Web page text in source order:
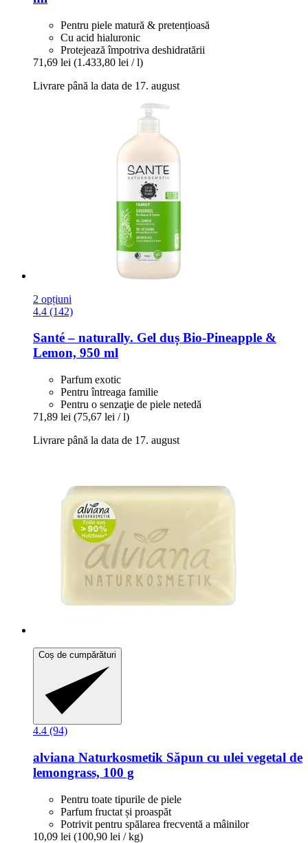
Pentru piele matură & pretențioasă
Cu acid hialuronic
Protejează împotriva deshidratării
71,69 lei (1.433,80 lei / l)
Livrare până la data de 17. august
2 opțiuni
4.4 (142)
Santé – naturally. Gel duș Bio-​Pineapple &
Lemon, 950 ml
Parfum exotic
Pentru întreaga familie
Pentru o senzaţie de piele netedă
71,89 lei (75,67 lei / l)
Livrare până la data de 17. august
Coș de cumpărături
4.4 (94)
alviana Naturkosmetik Săpun cu ulei vegetal de
lemongrass, 100 g
Pentru toate tipurile de piele
Parfum fructat și proaspăt
Potrivit pentru spălarea frecventă a mâinilor
10,09 lei (100,90 lei / kg)